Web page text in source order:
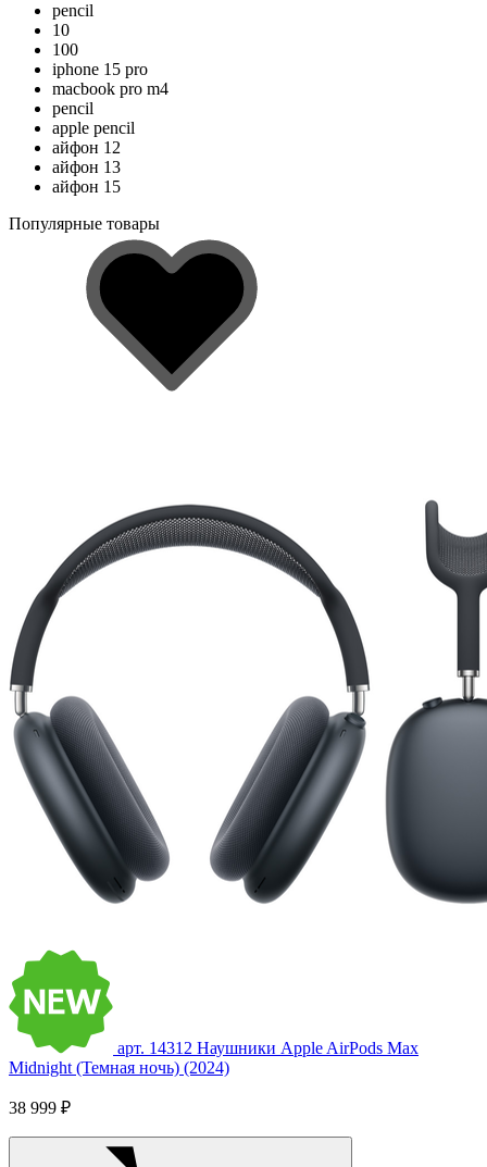
pencil
10
100
iphone 15 pro
macbook pro m4
pencil
apple pencil
айфон 12
айфон 13
айфон 15
Популярные товары
арт. 14312 Наушники Apple AirPods Max
Midnight (Темная ночь) (2024)
38 999 ₽